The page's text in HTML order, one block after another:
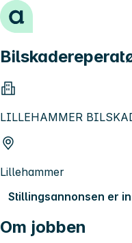
Hopp til innhold
LILLEHAMMER
Lillehammer
Stillingsannonsen er
Om jobben